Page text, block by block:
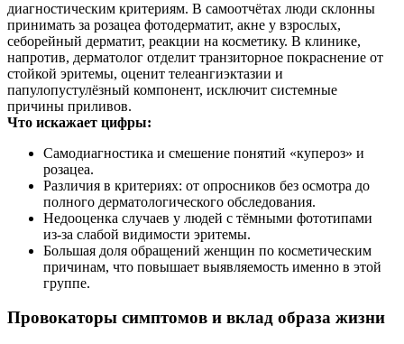
диагностическим критериям. В самоотчётах люди склонны
принимать за розацеа фотодерматит, акне у взрослых,
себорейный дерматит, реакции на косметику. В клинике,
напротив, дерматолог отделит транзиторное покраснение от
стойкой эритемы, оценит телеангиэктазии и
папулопустулёзный компонент, исключит системные
причины приливов.
Что искажает цифры:
Самодиагностика и смешение понятий «купероз» и
розацеа.
Различия в критериях: от опросников без осмотра до
полного дерматологического обследования.
Недооценка случаев у людей с тёмными фототипами
из‑за слабой видимости эритемы.
Большая доля обращений женщин по косметическим
причинам, что повышает выявляемость именно в этой
группе.
Провокаторы симптомов и вклад образа жизни